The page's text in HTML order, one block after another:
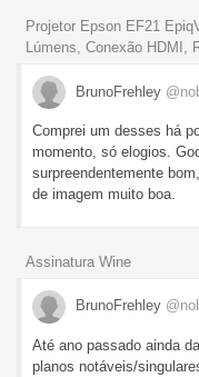
Projetor Epson EF21
Lúmens, Conexão HDMI,
BrunoFrehley
Comprei um desses há
momento, só elogios.
surpreendentemente
de imagem muito boa.
Assinatura Wine
BrunoFrehley
Até ano passado ainda
planos notáveis/